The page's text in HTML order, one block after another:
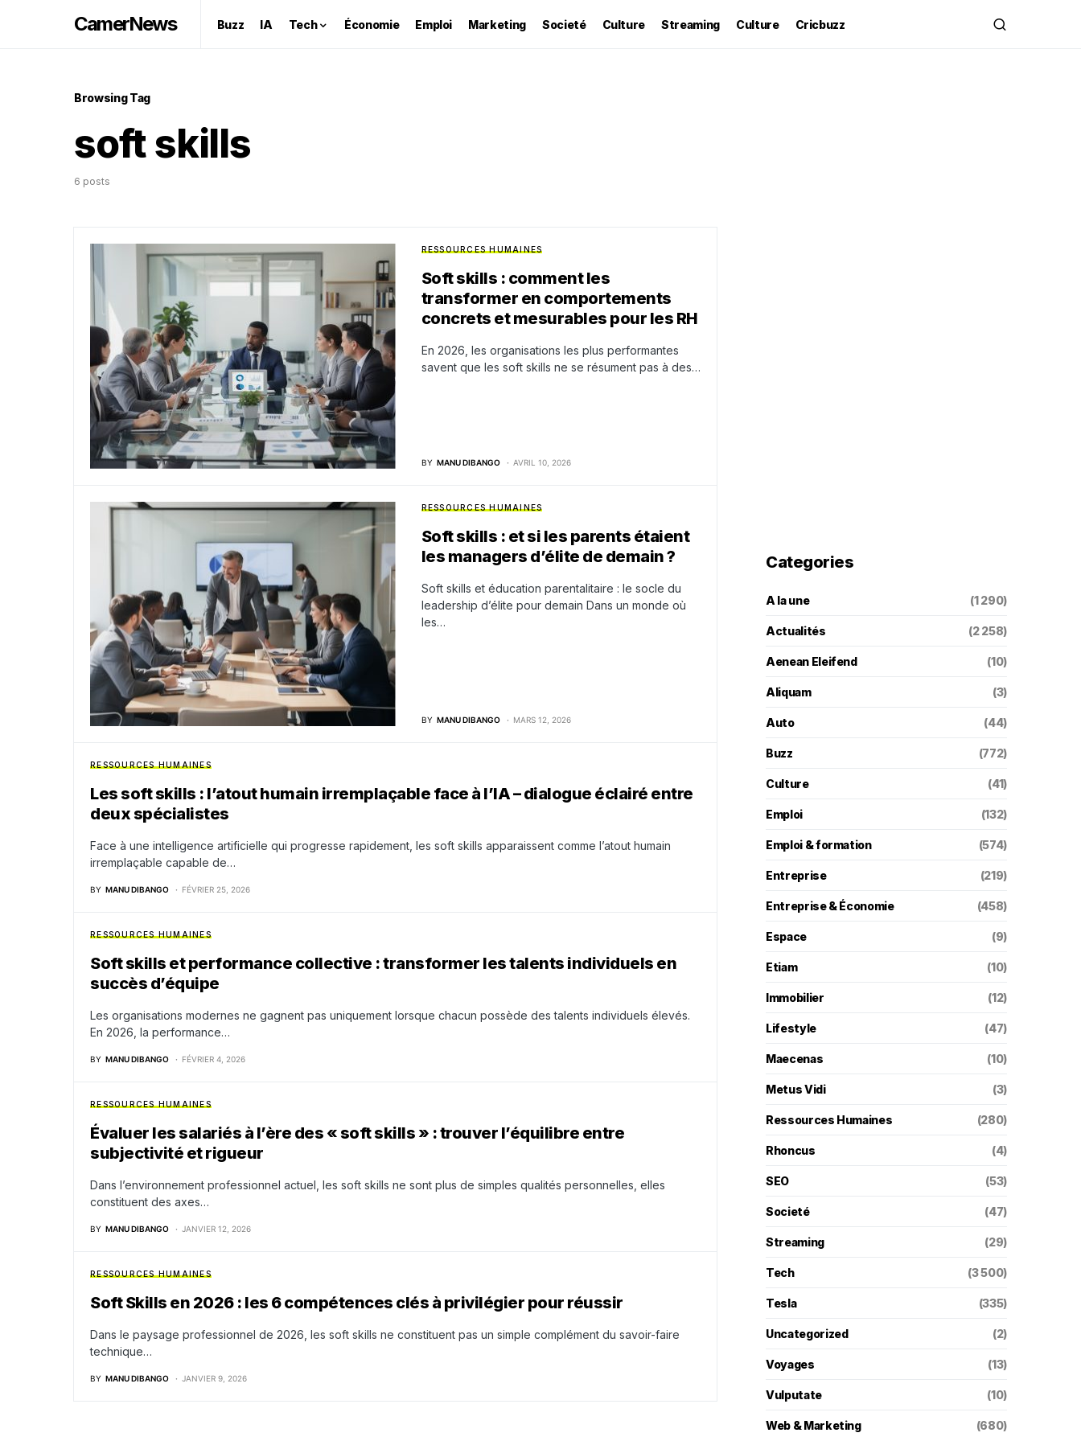
CamerNews Buzz IA Tech Économie Emploi Marketing Societé Culture Streaming Culture Cricbuzz
Browsing Tag
soft skills
6 posts
RESSOURCES HUMAINES
Soft skills : comment les
transformer en comportements
concrets et mesurables pour les RH
En 2026, les organisations les plus performantes
savent que les soft skills ne se résument pas à des…
BY MANU DIBANGO AVRIL 10, 2026
RESSOURCES HUMAINES
Soft skills : et si les parents étaient
les managers d’élite de demain ?
Soft skills et éducation parentalitaire : le socle du
leadership d’élite pour demain Dans un monde où
les…
BY MANU DIBANGO MARS 12, 2026
RESSOURCES HUMAINES
Les soft skills : l’atout humain irremplaçable face à l’IA – dialogue éclairé entre
deux spécialistes
Face à une intelligence artificielle qui progresse rapidement, les soft skills apparaissent comme l’atout humain
irremplaçable capable de…
BY MANU DIBANGO FÉVRIER 25, 2026
RESSOURCES HUMAINES
Soft skills et performance collective : transformer les talents individuels en
succès d’équipe
Les organisations modernes ne gagnent pas uniquement lorsque chacun possède des talents individuels élevés.
En 2026, la performance…
BY MANU DIBANGO FÉVRIER 4, 2026
RESSOURCES HUMAINES
Évaluer les salariés à l’ère des « soft skills » : trouver l’équilibre entre
subjectivité et rigueur
Dans l’environnement professionnel actuel, les soft skills ne sont plus de simples qualités personnelles, elles
constituent des axes…
BY MANU DIBANGO JANVIER 12, 2026
RESSOURCES HUMAINES
Soft Skills en 2026 : les 6 compétences clés à privilégier pour réussir
Dans le paysage professionnel de 2026, les soft skills ne constituent pas un simple complément du savoir-faire
technique…
BY MANU DIBANGO JANVIER 9, 2026
Categories
A la une (1 290)
Actualités (2 258)
Aenean Eleifend (10)
Aliquam (3)
Auto (44)
Buzz (772)
Culture (41)
Emploi (132)
Emploi & formation (574)
Entreprise (219)
Entreprise & Économie (458)
Espace (9)
Etiam (10)
Immobilier (12)
Lifestyle (47)
Maecenas (10)
Metus Vidi (3)
Ressources Humaines (280)
Rhoncus (4)
SEO (53)
Societé (47)
Streaming (29)
Tech (3 500)
Tesla (335)
Uncategorized (2)
Voyages (13)
Vulputate (10)
Web & Marketing (680)